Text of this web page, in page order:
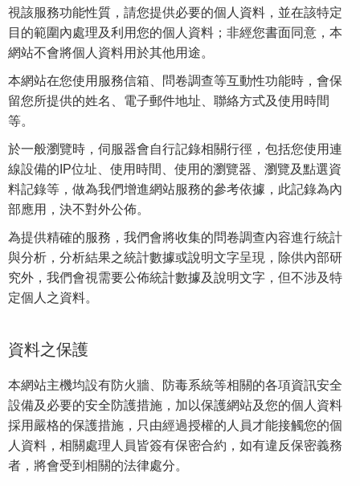
視該服務功能性質，請您提供必要的個人資料，並在該特定
目的範圍內處理及利用您的個人資料；非經您書面同意，本
網站不會將個人資料用於其他用途。
本網站在您使用服務信箱、問卷調查等互動性功能時，會保
留您所提供的姓名、電子郵件地址、聯絡方式及使用時間
等。
於一般瀏覽時，伺服器會自行記錄相關行徑，包括您使用連
線設備的IP位址、使用時間、使用的瀏覽器、瀏覽及點選資
料記錄等，做為我們增進網站服務的參考依據，此記錄為內
部應用，決不對外公佈。
為提供精確的服務，我們會將收集的問卷調查內容進行統計
與分析，分析結果之統計數據或說明文字呈現，除供內部研
究外，我們會視需要公佈統計數據及說明文字，但不涉及特
定個人之資料。
資料之保護
本網站主機均設有防火牆、防毒系統等相關的各項資訊安全
設備及必要的安全防護措施，加以保護網站及您的個人資料
採用嚴格的保護措施，只由經過授權的人員才能接觸您的個
人資料，相關處理人員皆簽有保密合約，如有違反保密義務
者，將會受到相關的法律處分。